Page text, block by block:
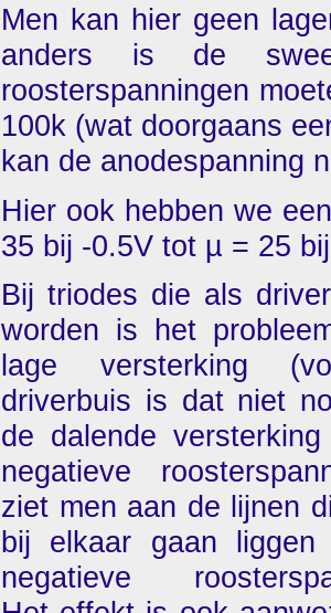
Men kan hier geen
anders is de
roosterspanningen
100k (wat doorgaans
kan de anodespanning
Hier ook hebben we
35 bij -0.5V tot µ = 25
Bij triodes die als
worden is het
lage versterking
driverbuis is dat niet
de dalende
negatieve
ziet men aan de lijnen
bij elkaar gaan
negatieve